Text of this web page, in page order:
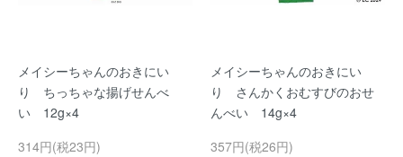
メイシーちゃんのおきにい
り ちっちゃな揚げせんべ
い 12g×4
314円(税23円)
メイシーちゃんのおきにい
り さんかくおむすびのおせ
んべい 14g×4
357円(税26円)